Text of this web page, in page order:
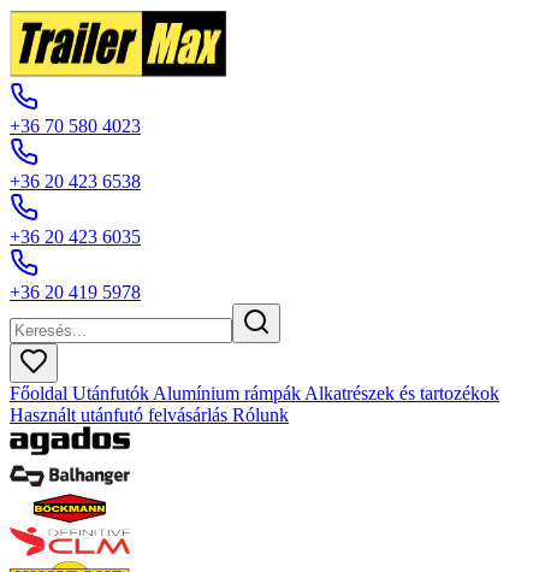
+36 70 580 4023
+36 20 423 6538
+36 20 423 6035
+36 20 419 5978
Főoldal Utánfutók Alumínium rámpák Alkatrészek és tartozékok
Használt utánfutó felvásárlás Rólunk